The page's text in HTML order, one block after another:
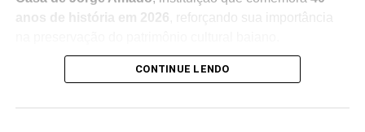
anos de história em 2026 , reforçando sua importância
Durante os cinco dias de evento, moradores e turistas
que incluimesas de debates, bate-papos com
CONTINUE LENDO